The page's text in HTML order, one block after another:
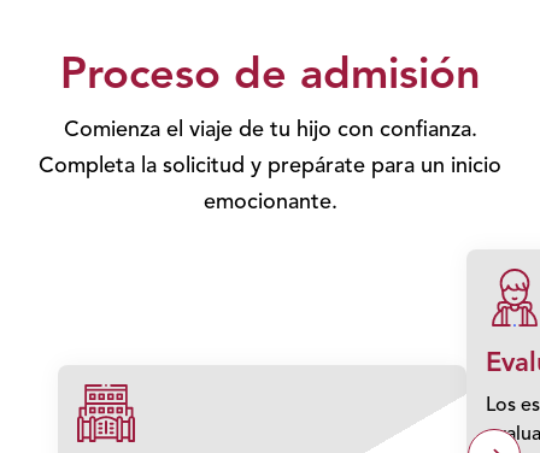
Proceso de admisión
Comienza el viaje de tu hijo con confianza.
Completa la solicitud y prepárate para un inicio
emocionante.
Los